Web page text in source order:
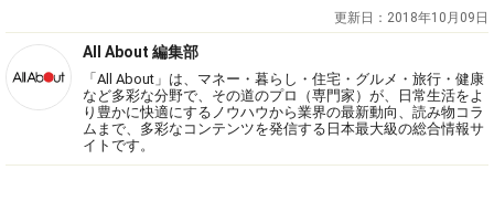
更新日： 2018年10月09日
All About 編集部
「All About」は、マネー・暮らし・住宅・グルメ・旅行・健康
など多彩な分野で、その道のプロ（専門家）が、日常生活をよ
り豊かに快適にするノウハウから業界の最新動向、読み物コラ
ムまで、多彩なコンテンツを発信する日本最大級の総合情報サ
イトです。